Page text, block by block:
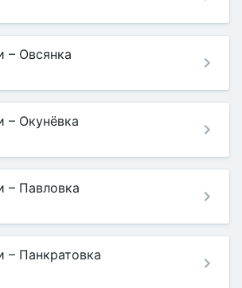
– Овсянка
– Окунёвка
– Павловка
– Панкратовка